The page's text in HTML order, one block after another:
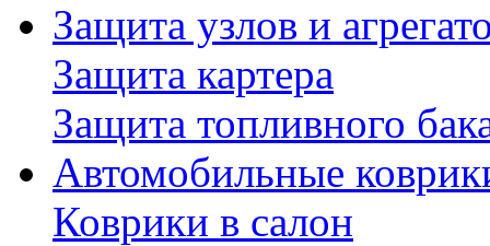
Защита узлов и
Защита картера
Защита топливного
Автомобильные
Коврики в салон